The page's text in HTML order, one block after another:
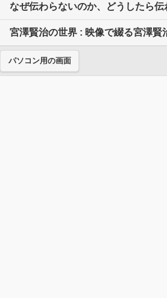
なぜ伝わらないのか、どうしたら伝
宮澤賢治の世界 : 映像で綴る宮澤賢
パソコン用の画面